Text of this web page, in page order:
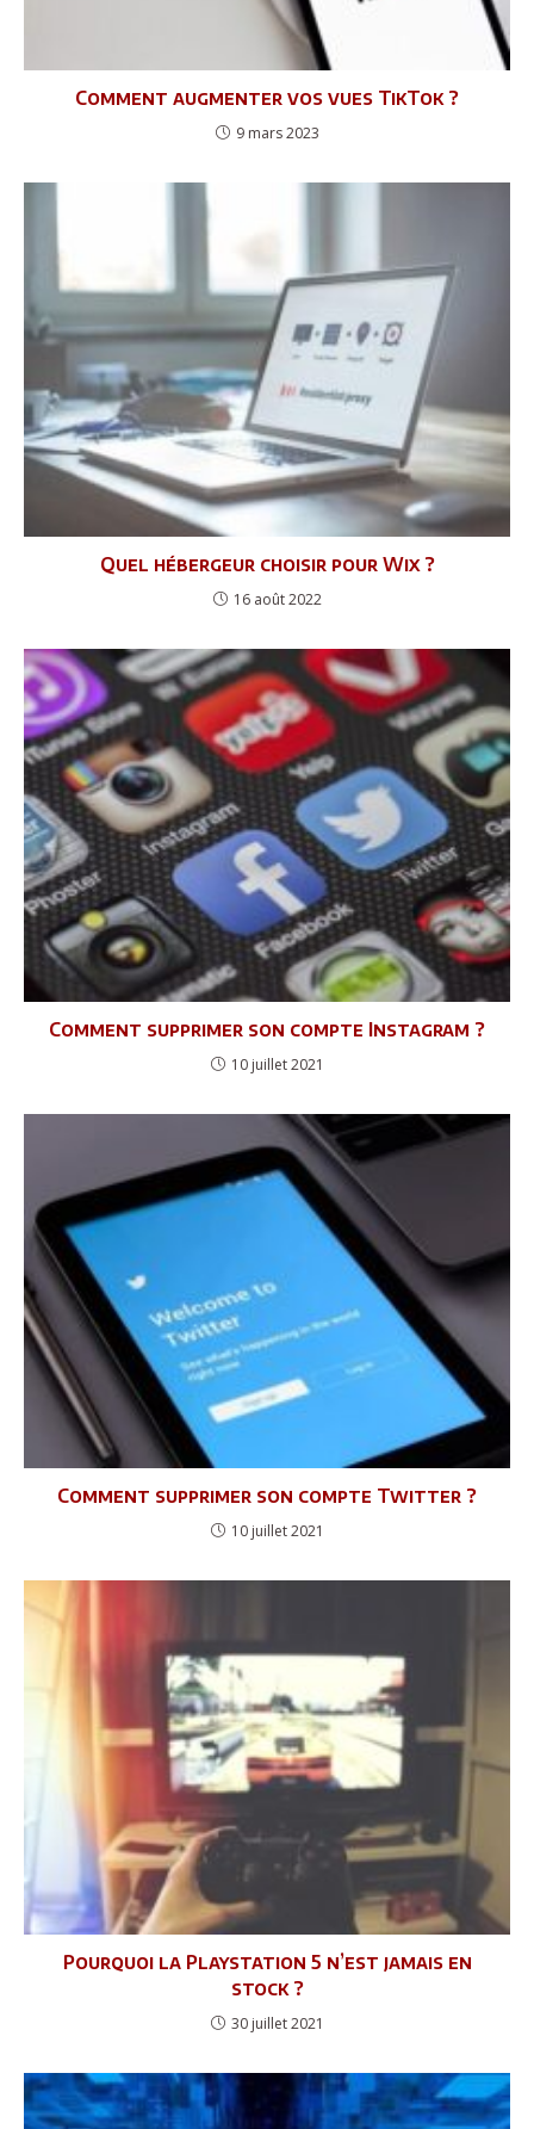
Comment augmenter vos vues TikTok ?
9 mars 2023
Quel hébergeur choisir pour Wix ?
16 août 2022
Comment supprimer son compte Instagram ?
10 juillet 2021
Comment supprimer son compte Twitter ?
10 juillet 2021
Pourquoi la Playstation 5 n’est jamais en
stock ?
30 juillet 2021